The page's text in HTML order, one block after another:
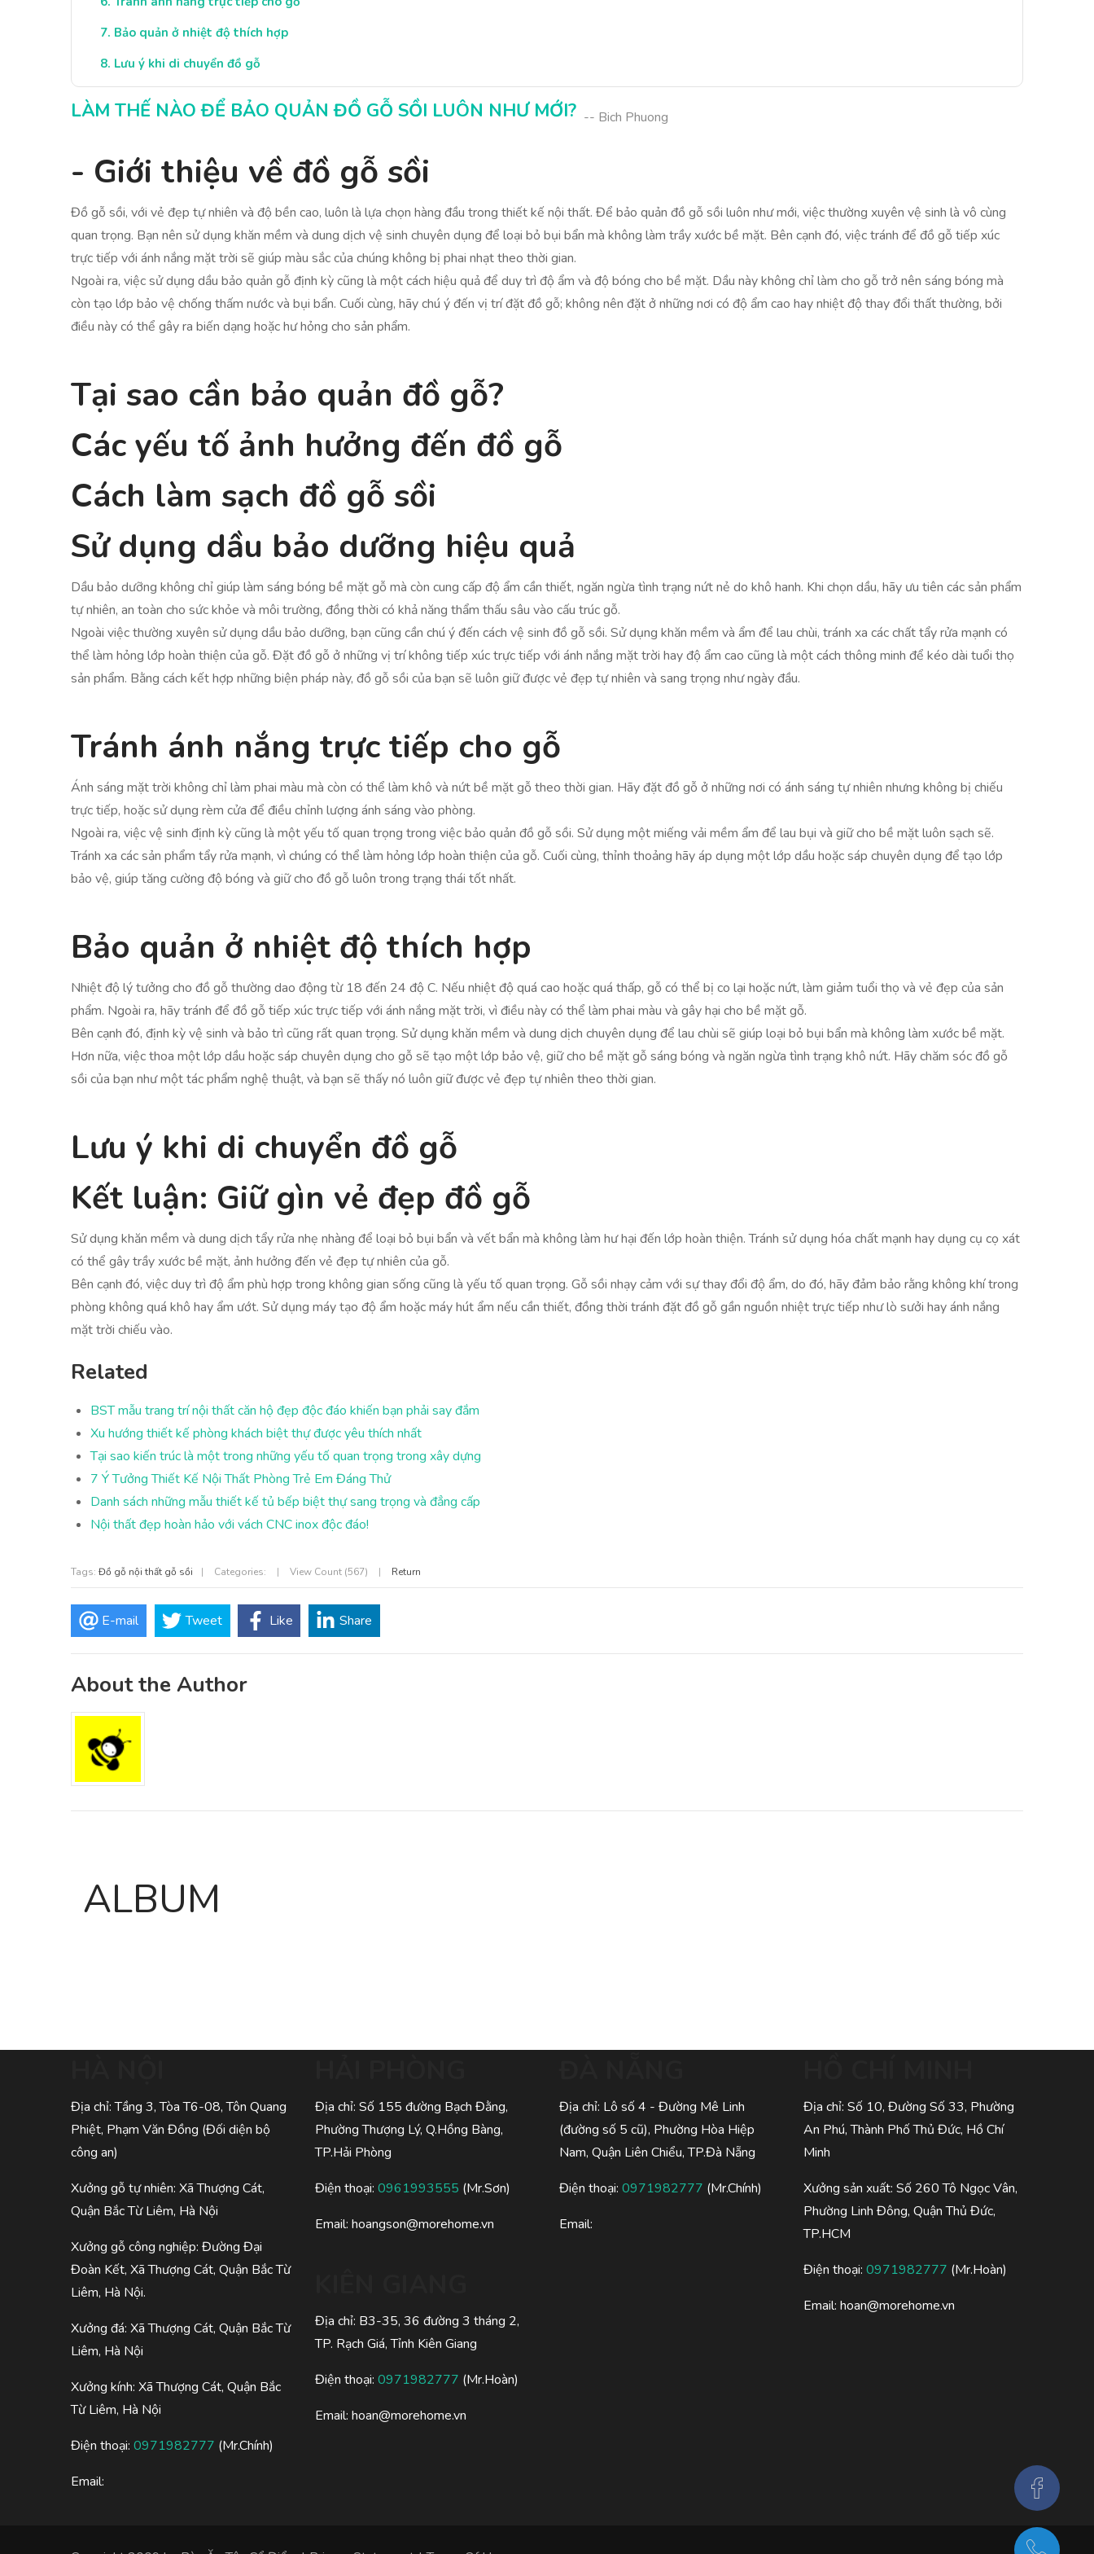
Bảo quản ở nhiệt độ thích hợp
Lưu ý khi di chuyển đồ gỗ
Kết luận: Giữ gìn vẻ đẹp đồ gỗ
LÀM THẾ NÀO ĐỂ BẢO QUẢN ĐỒ GỖ SỒI LUÔN NHƯ MỚI? -- Bich Phuong
- Giới thiệu về đồ gỗ sồi
Đồ gỗ sồi, với vẻ đẹp tự nhiên và độ bền cao, luôn là lựa chọn hàng đầu trong thiết kế nội thất. Để bảo quản đồ gỗ sồi luôn như mới, việc thường xuyên vệ sinh là vô cùng
quan trọng. Bạn nên sử dụng khăn mềm và dung dịch vệ sinh chuyên dụng để loại bỏ bụi bẩn mà không làm trầy xước bề mặt. Bên cạnh đó, việc tránh để đồ gỗ tiếp xúc
trực tiếp với ánh nắng mặt trời sẽ giúp màu sắc của chúng không bị phai nhạt theo thời gian.
Ngoài ra, việc sử dụng dầu bảo quản gỗ định kỳ cũng là một cách hiệu quả để duy trì độ ẩm và độ bóng cho bề mặt. Dầu này không chỉ làm cho gỗ trở nên sáng bóng mà
còn tạo lớp bảo vệ chống thấm nước và bụi bẩn. Cuối cùng, hãy chú ý đến vị trí đặt đồ gỗ; không nên đặt ở những nơi có độ ẩm cao hay nhiệt độ thay đổi thất thường, bởi
điều này có thể gây ra biến dạng hoặc hư hỏng cho sản phẩm.
Tại sao cần bảo quản đồ gỗ?
Các yếu tố ảnh hưởng đến đồ gỗ
Cách làm sạch đồ gỗ sồi
Sử dụng dầu bảo dưỡng hiệu quả
Dầu bảo dưỡng không chỉ giúp làm sáng bóng bề mặt gỗ mà còn cung cấp độ ẩm cần thiết, ngăn ngừa tình trạng nứt nẻ do khô hanh. Khi chọn dầu, hãy ưu tiên các sản phẩm
tự nhiên, an toàn cho sức khỏe và môi trường, đồng thời có khả năng thẩm thấu sâu vào cấu trúc gỗ.
Ngoài việc thường xuyên sử dụng dầu bảo dưỡng, bạn cũng cần chú ý đến cách vệ sinh đồ gỗ sồi. Sử dụng khăn mềm và ẩm để lau chùi, tránh xa các chất tẩy rửa mạnh có
thể làm hỏng lớp hoàn thiện của gỗ. Đặt đồ gỗ ở những vị trí không tiếp xúc trực tiếp với ánh nắng mặt trời hay độ ẩm cao cũng là một cách thông minh để kéo dài tuổi thọ
sản phẩm. Bằng cách kết hợp những biện pháp này, đồ gỗ sồi của bạn sẽ luôn giữ được vẻ đẹp tự nhiên và sang trọng như ngày đầu.
Tránh ánh nắng trực tiếp cho gỗ
Ánh sáng mặt trời không chỉ làm phai màu mà còn có thể làm khô và nứt bề mặt gỗ theo thời gian. Hãy đặt đồ gỗ ở những nơi có ánh sáng tự nhiên nhưng không bị chiếu
trực tiếp, hoặc sử dụng rèm cửa để điều chỉnh lượng ánh sáng vào phòng.
Ngoài ra, việc vệ sinh định kỳ cũng là một yếu tố quan trọng trong việc bảo quản đồ gỗ sồi. Sử dụng một miếng vải mềm ẩm để lau bụi và giữ cho bề mặt luôn sạch sẽ.
Tránh xa các sản phẩm tẩy rửa mạnh, vì chúng có thể làm hỏng lớp hoàn thiện của gỗ. Cuối cùng, thỉnh thoảng hãy áp dụng một lớp dầu hoặc sáp chuyên dụng để tạo lớp
bảo vệ, giúp tăng cường độ bóng và giữ cho đồ gỗ luôn trong trạng thái tốt nhất.
Bảo quản ở nhiệt độ thích hợp
Nhiệt độ lý tưởng cho đồ gỗ thường dao động từ 18 đến 24 độ C. Nếu nhiệt độ quá cao hoặc quá thấp, gỗ có thể bị co lại hoặc nứt, làm giảm tuổi thọ và vẻ đẹp của sản
phẩm. Ngoài ra, hãy tránh để đồ gỗ tiếp xúc trực tiếp với ánh nắng mặt trời, vì điều này có thể làm phai màu và gây hại cho bề mặt gỗ.
Bên cạnh đó, định kỳ vệ sinh và bảo trì cũng rất quan trọng. Sử dụng khăn mềm và dung dịch chuyên dụng để lau chùi sẽ giúp loại bỏ bụi bẩn mà không làm xước bề mặt.
Hơn nữa, việc thoa một lớp dầu hoặc sáp chuyên dụng cho gỗ sẽ tạo một lớp bảo vệ, giữ cho bề mặt gỗ sáng bóng và ngăn ngừa tình trạng khô nứt. Hãy chăm sóc đồ gỗ
sồi của bạn như một tác phẩm nghệ thuật, và bạn sẽ thấy nó luôn giữ được vẻ đẹp tự nhiên theo thời gian.
Lưu ý khi di chuyển đồ gỗ
Kết luận: Giữ gìn vẻ đẹp đồ gỗ
Sử dụng khăn mềm và dung dịch tẩy rửa nhẹ nhàng để loại bỏ bụi bẩn và vết bẩn mà không làm hư hại đến lớp hoàn thiện. Tránh sử dụng hóa chất mạnh hay dụng cụ cọ xát
có thể gây trầy xước bề mặt, ảnh hưởng đến vẻ đẹp tự nhiên của gỗ.
Bên cạnh đó, việc duy trì độ ẩm phù hợp trong không gian sống cũng là yếu tố quan trọng. Gỗ sồi nhạy cảm với sự thay đổi độ ẩm, do đó, hãy đảm bảo rằng không khí trong
phòng không quá khô hay ẩm ướt. Sử dụng máy tạo độ ẩm hoặc máy hút ẩm nếu cần thiết, đồng thời tránh đặt đồ gỗ gần nguồn nhiệt trực tiếp như lò sưởi hay ánh nắng
mặt trời chiếu vào.
Related
BST mẫu trang trí nội thất căn hộ đẹp độc đáo khiến bạn phải say đắm
Xu hướng thiết kế phòng khách biệt thự được yêu thích nhất
Tại sao kiến trúc là một trong những yếu tố quan trọng trong xây dựng
7 Ý Tưởng Thiết Kế Nội Thất Phòng Trẻ Em Đáng Thử
Danh sách những mẫu thiết kế tủ bếp biệt thự sang trọng và đẳng cấp
Nội thất đẹp hoàn hảo với vách CNC inox độc đáo!
Tags: Đồ gỗ nội thất gỗ sồi | Categories: | View Count (567) | Return
E-mail Tweet Like Share
About the Author
ALBUM
Địa chỉ: Tầng 3, Tòa T6-08, Tôn Quang
Phiệt, Phạm Văn Đồng (Đối diện bộ
công an)
Xưởng gỗ tự nhiên: Xã Thượng Cát,
Quận Bắc Từ Liêm, Hà Nội
Xưởng gỗ công nghiệp: Đường Đại
Đoàn Kết, Xã Thượng Cát, Quận Bắc Từ
Liêm, Hà Nội.
Xưởng đá: Xã Thượng Cát, Quận Bắc Từ
Liêm, Hà Nội
Xưởng kính: Xã Thượng Cát, Quận Bắc
Từ Liêm, Hà Nội
Điện thoại: 0971982777 (Mr.Chính)
Email:
Địa chỉ: Số 155 đường Bạch Đằng,
Phường Thượng Lý, Q.Hồng Bàng,
TP.Hải Phòng
Điện thoại: 0961993555 (Mr.Sơn)
Email: hoangson@morehome.vn
Địa chỉ: B3-35, 36 đường 3 tháng 2,
TP. Rạch Giá, Tỉnh Kiên Giang
Điện thoại: 0971982777 (Mr.Hoàn)
Email: hoan@morehome.vn
Địa chỉ: Lô số 4 - Đường Mê Linh
(đường số 5 cũ), Phường Hòa Hiệp
Nam, Quận Liên Chiểu, TP.Đà Nẵng
Điện thoại: 0971982777 (Mr.Chính)
Email:
Địa chỉ: Số 10, Đường Số 33, Phường
An Phú, Thành Phố Thủ Đức, Hồ Chí
Minh
Xưởng sản xuất: Số 260 Tô Ngọc Vân,
Phường Linh Đông, Quận Thủ Đức,
TP.HCM
Điện thoại: 0971982777 (Mr.Hoàn)
Email: hoan@morehome.vn